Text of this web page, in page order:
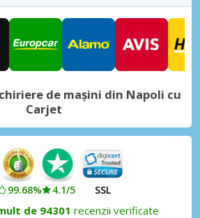
de mașini din Napoli cu
Carjet
99.68% 4.1/5 SSL
de 94301 recenzii verificate